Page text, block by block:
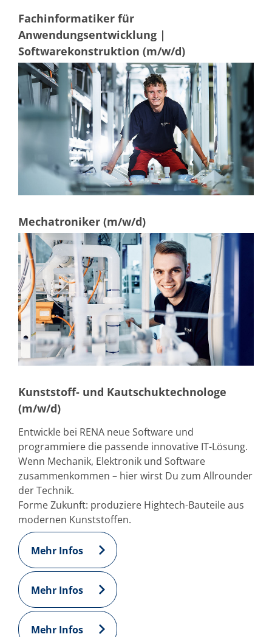
Fachinformatiker für
Anwendungsentwicklung |
Softwarekonstruktion (m/w/d)
Mechatroniker (m/w/d)
Kunststoff- und Kautschuktechnologe
(m/w/d)
Entwickle bei RENA neue Software und
programmiere die passende innovative IT-Lösung.
Wenn Mechanik, Elektronik und Software
zusammenkommen – hier wirst Du zum Allrounder
der Technik.
Forme Zukunft: produziere Hightech-Bauteile aus
modernen Kunststoffen.
Mehr Infos
Mehr Infos
Mehr Infos